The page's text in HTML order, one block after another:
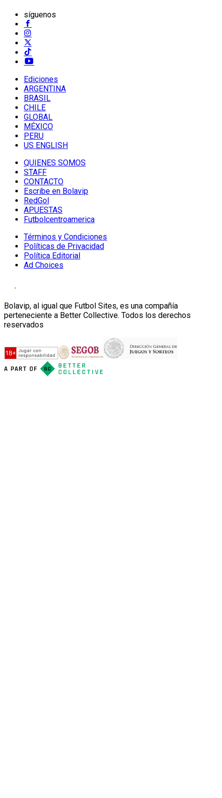
síguenos
Ediciones
ARGENTINA
BRASIL
CHILE
GLOBAL
MÉXICO
PERU
US ENGLISH
QUIENES SOMOS
STAFF
CONTACTO
Escribe en Bolavip
RedGol
APUESTAS
Futbolcentroamerica
Términos y Condiciones
Políticas de Privacidad
Política Editorial
Ad Choices
Bolavip, al igual que Futbol Sites, es una compañía
perteneciente a Better Collective. Todos los derechos
reservados